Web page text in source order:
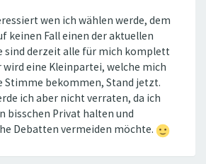
wen ich wählen werde, dem
keinen Fall einen der aktuellen
sind derzeit alle für mich komplett
wird eine Kleinpartei, welche mich
Stimme bekommen, Stand jetzt.
ich aber nicht verraten, da ich
bisschen Privat halten und
Debatten vermeiden möchte.